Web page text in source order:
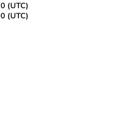
(UTC)
(UTC)